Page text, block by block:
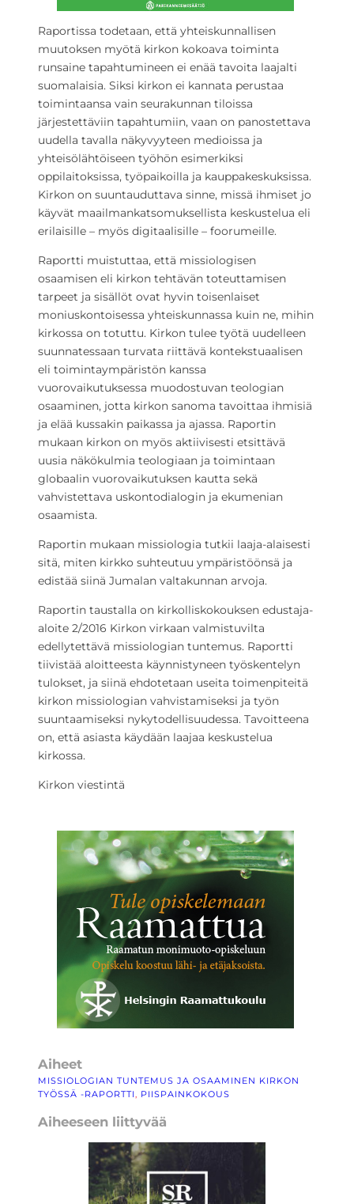
Raportissa todetaan, että yhteiskunnallisen
muutoksen myötä kirkon kokoava toiminta
runsaine tapahtumineen ei enää tavoita laajalti
suomalaisia. Siksi kirkon ei kannata perustaa
toimintaansa vain seurakunnan tiloissa
järjestettäviin tapahtumiin, vaan on panostettava
uudella tavalla näkyvyyteen medioissa ja
yhteisölähtöiseen työhön esimerkiksi
oppilaitoksissa, työpaikoilla ja kauppakeskuksissa.
Kirkon on suuntauduttava sinne, missä ihmiset jo
käyvät maailmankatsomuksellista keskustelua eli
erilaisille – myös digitaalisille – foorumeille.
Raportti muistuttaa, että missiologisen
osaamisen eli kirkon tehtävän toteuttamisen
tarpeet ja sisällöt ovat hyvin toisenlaiset
moniuskontoisessa yhteiskunnassa kuin ne, mihin
kirkossa on totuttu. Kirkon tulee työtä uudelleen
suunnatessaan turvata riittävä kontekstuaalisen
eli toimintaympäristön kanssa
vuorovaikutuksessa muodostuvan teologian
osaaminen, jotta kirkon sanoma tavoittaa ihmisiä
ja elää kussakin paikassa ja ajassa. Raportin
mukaan kirkon on myös aktiivisesti etsittävä
uusia näkökulmia teologiaan ja toimintaan
globaalin vuorovaikutuksen kautta sekä
vahvistettava uskontodialogin ja ekumenian
osaamista.
Raportin mukaan missiologia tutkii laaja-alaisesti
sitä, miten kirkko suhteutuu ympäristöönsä ja
edistää siinä Jumalan valtakunnan arvoja.
Raportin taustalla on kirkolliskokouksen edustaja-
aloite 2/2016 Kirkon virkaan valmistuvilta
edellytettävä missiologian tuntemus. Raportti
tiivistää aloitteesta käynnistyneen työskentelyn
tulokset, ja siinä ehdotetaan useita toimenpiteitä
kirkon missiologian vahvistamiseksi ja työn
suuntaamiseksi nykytodellisuudessa. Tavoitteena
on, että asiasta käydään laajaa keskustelua
kirkossa.
Kirkon viestintä
Aiheet
MISSIOLOGIAN TUNTEMUS JA OSAAMINEN KIRKON
TYÖSSÄ -RAPORTTI, PIISPAINKOKOUS
Aiheeseen liittyvää